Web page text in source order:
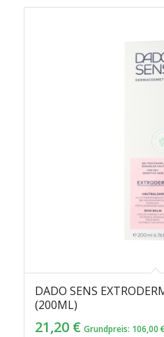
DADO SENS
(200ML)
21,20 € Grundpreis: 106,00 €